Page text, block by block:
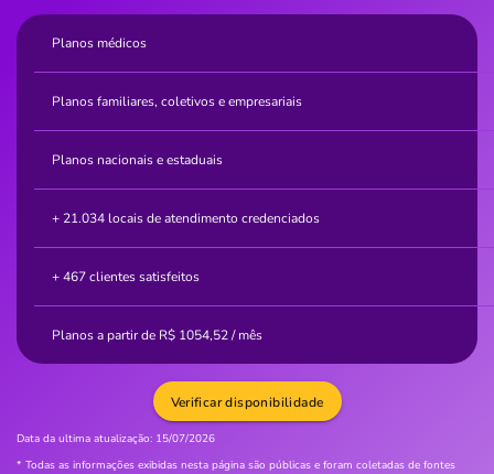
Planos médicos
Planos familiares, coletivos e empresariais
Planos nacionais e estaduais
+ 21.034 locais de atendimento credenciados
+ 467 clientes satisfeitos
Planos a partir de R$ 1054,52/ mês
Data da ultima atualização: 15/07/2026
* Todas as informações exibidas nesta página são públicas e foram coletadas de fontes
Verificar disponibilidade